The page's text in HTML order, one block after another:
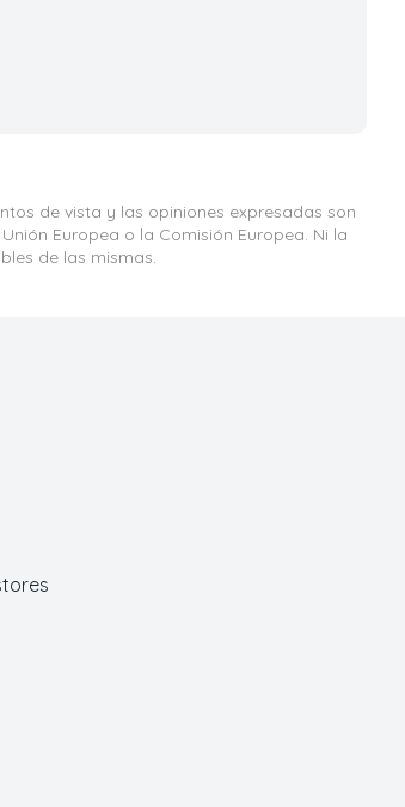
de vista y las opiniones expresadas son
Europea o la Comisión Europea. Ni la
de las mismas.